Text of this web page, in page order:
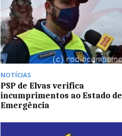
NOTÍCIAS
PSP de Elvas verifica
incumprimentos ao Estado de
Emergência